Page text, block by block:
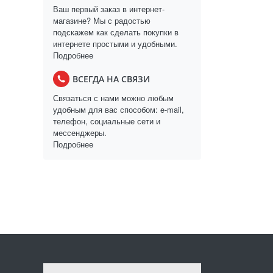
Ваш первый заказ в интернет-
магазине? Мы с радостью
подскажем как сделать покупки в
интернете простыми и удобными.
Подробнее
ВСЕГДА НА СВЯЗИ
Связаться с нами можно любым
удобным для вас способом: e-mail,
телефон, социальные сети и
мессенджеры.
Подробнее